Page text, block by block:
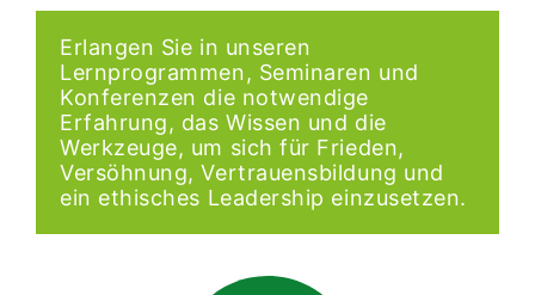
Erlangen Sie in unseren
Lernprogrammen, Seminaren und
Konferenzen die notwendige
Erfahrung, das Wissen und die
Werkzeuge, um sich für Frieden,
Versöhnung, Vertrauensbildung und
ein ethisches Leadership einzusetzen.